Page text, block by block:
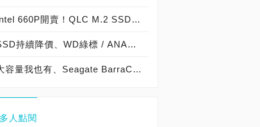
Intel 660P開賣！QLC M.2 SSD 512GB賣99美元，5年保固敢不敢衝~
SSD持續降價、WD綠標 / ANACOMDA 120GB只要799/788元即可入手
大容量我也有、Seagate BarraCuda SSD 2TB登場
人點閱